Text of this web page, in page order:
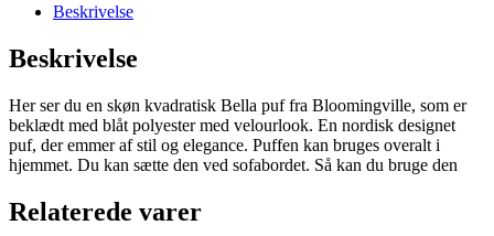
Beskrivelse
Beskrivelse
Her ser du en skøn kvadratisk Bella puf fra Bloomingville, som er
beklædt med blåt polyester med velourlook. En nordisk designet
puf, der emmer af stil og elegance. Puffen kan bruges overalt i
hjemmet. Du kan sætte den ved sofabordet. Så kan du bruge den
Relaterede varer